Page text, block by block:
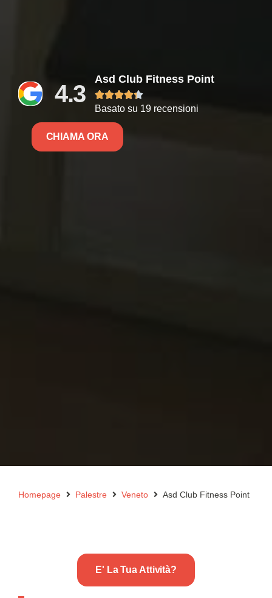
4.3
Asd Club Fitness Point

Basato su 19 recensioni
CHIAMA ORA
Homepage Palestre Veneto Asd Club Fitness Point
E' La Tua Attività?